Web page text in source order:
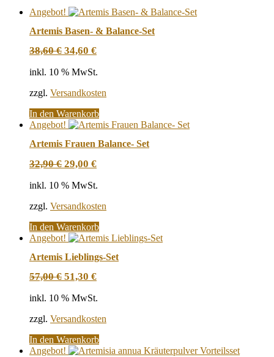
Angebot!
Artemis Basen- & Balance-Set
38,60€ Ursprünglicher
war:
34,60 €Aktueller
inkl. 10 % MwSt.
zzgl. Versandkosten
In den Warenkorb
Angebot!
Artemis Frauen Balance- Set
32,90€ Ursprünglicher
war:
29,00 €Aktueller
inkl. 10 % MwSt.
zzgl. Versandkosten
In den Warenkorb
Angebot!
Artemis Lieblings-Set
57,00€ Ursprünglicher
war:
51,30 €Aktueller
inkl. 10 % MwSt.
zzgl. Versandkosten
In den Warenkorb
Angebot!